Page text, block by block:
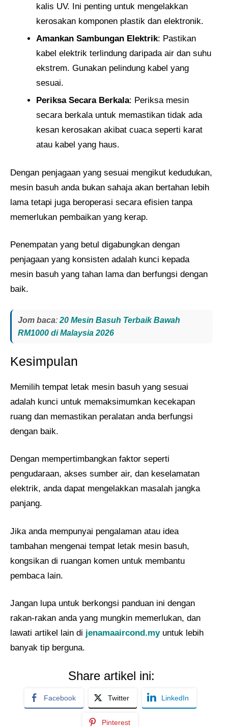
kalis UV. Ini penting untuk mengelakkan
kerosakan komponen plastik dan elektronik.
Amankan Sambungan Elektrik: Pastikan
kabel elektrik terlindung daripada air dan suhu
ekstrem. Gunakan pelindung kabel yang
sesuai.
Periksa Secara Berkala: Periksa mesin
secara berkala untuk memastikan tidak ada
kesan kerosakan akibat cuaca seperti karat
atau kabel yang haus.
Dengan penjagaan yang sesuai mengikut kedudukan,
mesin basuh anda bukan sahaja akan bertahan lebih
lama tetapi juga beroperasi secara efisien tanpa
memerlukan pembaikan yang kerap.
Penempatan yang betul digabungkan dengan
penjagaan yang konsisten adalah kunci kepada
mesin basuh yang tahan lama dan berfungsi dengan
baik.
Jom baca: 20 Mesin Basuh Terbaik Bawah
RM1000 di Malaysia 2026
Kesimpulan
Memilih tempat letak mesin basuh yang sesuai
adalah kunci untuk memaksimumkan kecekapan
ruang dan memastikan peralatan anda berfungsi
dengan baik.
Dengan mempertimbangkan faktor seperti
pengudaraan, akses sumber air, dan keselamatan
elektrik, anda dapat mengelakkan masalah jangka
panjang.
Jika anda mempunyai pengalaman atau idea
tambahan mengenai tempat letak mesin basuh,
kongsikan di ruangan komen untuk membantu
pembaca lain.
Jangan lupa untuk berkongsi panduan ini dengan
rakan-rakan anda yang mungkin memerlukan, dan
lawati artikel lain di jenamaaircond.myuntuk lebih
banyak tip berguna.
Share artikel ini:
Facebook Twitter LinkedIn
Pinterest